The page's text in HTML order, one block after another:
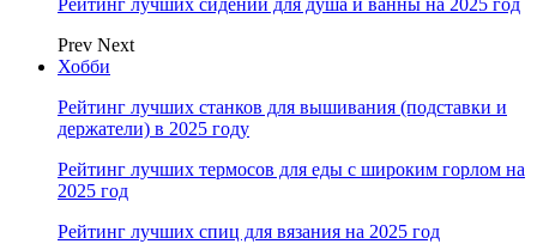
Рейтинг лучших сидений для душа и ванны на 2025 год
Prev Next
Хобби
Рейтинг лучших станков для вышивания (подставки и
держатели) в 2025 году
Рейтинг лучших термосов для еды с широким горлом на
2025 год
Рейтинг лучших спиц для вязания на 2025 год